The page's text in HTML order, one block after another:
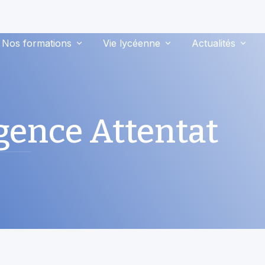
Nos formations Vie lycéenne Actualités
Attentat